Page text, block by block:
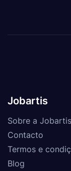
Jobartis
Sobre a Jobartis
Contacto
Termos e
Blog